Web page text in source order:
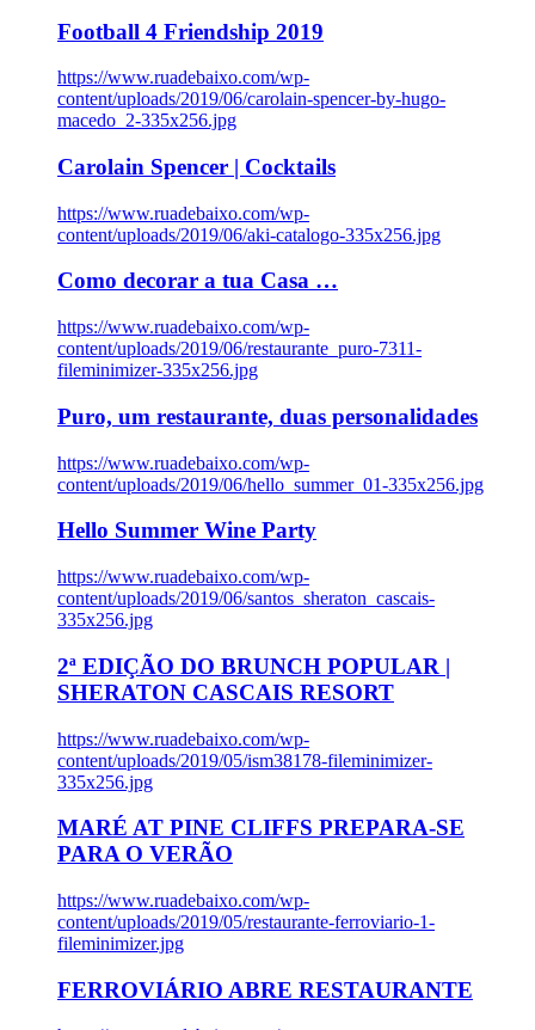
Football 4 Friendship 2019
https://www.ruadebaixo.com/wp-
content/uploads/2019/06/carolain-spencer-by-hugo-
macedo_2-335x256.jpg
Carolain Spencer | Cocktails
https://www.ruadebaixo.com/wp-
content/uploads/2019/06/aki-catalogo-335x256.jpg
Como decorar a tua Casa …
https://www.ruadebaixo.com/wp-
content/uploads/2019/06/restaurante_puro-7311-
fileminimizer-335x256.jpg
Puro, um restaurante, duas personalidades
https://www.ruadebaixo.com/wp-
content/uploads/2019/06/hello_summer_01-335x256.jpg
Hello Summer Wine Party
https://www.ruadebaixo.com/wp-
content/uploads/2019/06/santos_sheraton_cascais-
335x256.jpg
2ª EDIÇÃO DO BRUNCH POPULAR |
SHERATON CASCAIS RESORT
https://www.ruadebaixo.com/wp-
content/uploads/2019/05/ism38178-fileminimizer-
335x256.jpg
MARÉ AT PINE CLIFFS PREPARA-SE
PARA O VERÃO
https://www.ruadebaixo.com/wp-
content/uploads/2019/05/restaurante-ferroviario-1-
fileminimizer.jpg
FERROVIÁRIO ABRE RESTAURANTE